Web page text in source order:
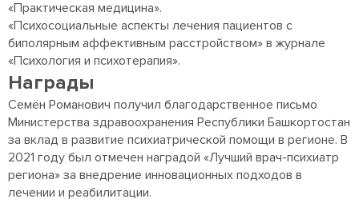
«Практическая медицина».
«Психосоциальные аспекты лечения пациентов с
биполярным аффективным расстройством» в журнале
«Психология и психотерапия».
Награды
Семён Романович получил благодарственное письмо
Министерства здравоохранения Республики Башкортостан
за вклад в развитие психиатрической помощи в регионе. В
2021 году был отмечен наградой «Лучший врач-психиатр
региона» за внедрение инновационных подходов в
лечении и реабилитации.